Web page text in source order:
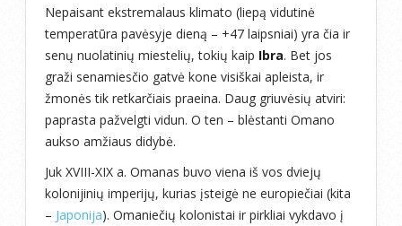
Nepaisant ekstremalaus klimato (liepą vidutinė
temperatūra pavėsyje dieną – +47 laipsniai) yra čia ir
senų nuolatinių miestelių, tokių kaip Ibra. Bet jos
graži senamiesčio gatvė kone visiškai apleista, ir
žmonės tik retkarčiais praeina. Daug griuvėsių atviri:
paprasta pažvelgti vidun. O ten – blėstanti Omano
aukso amžiaus didybė.
Juk XVIII-XIX a. Omanas buvo viena iš vos dviejų
kolonijinių imperijų, kurias įsteigė ne europiečiai (kita
– Japonija). Omaniečių kolonistai ir pirkliai vykdavo į